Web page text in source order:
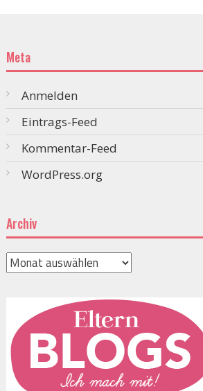
Meta
Anmelden
Eintrags-Feed
Kommentar-Feed
WordPress.org
Archiv
Archiv